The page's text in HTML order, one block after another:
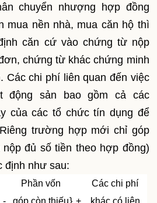
chuyển nhượng hợp đồng
mua nền nhà, mua căn hộ thì
căn cứ vào chứng từ nộp
chứng từ khác chứng minh
Các chi phí liên quan đến việc
động sản bao gồm cả các
của các tổ chức tín dụng để
trường hợp mới chỉ góp
đủ số tiền theo hợp đồng)
định như sau:
-
Phần vốn
góp còn thiếu} +
Các chi phí
khác có liên